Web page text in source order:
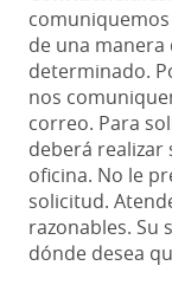
de una
determinado.
nos
correo. Para
deberá realizar
oficina. No le
solicitud.
razonables. Su
dónde desea